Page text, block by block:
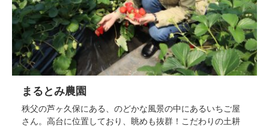
まるとみ農園
秩父の芦ヶ久保にある、のどかな風景の中にあるいちご屋
さん。高台に位置しており、眺めも抜群！こだわりの土耕